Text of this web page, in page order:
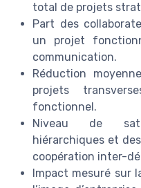
total de projets
Part des
un projet
communication.
Réduction
projets
fonctionnel.
Niveau de
hiérarchiques et
coopération inter-
Impact mesuré sur